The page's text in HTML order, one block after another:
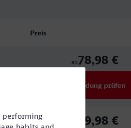
Preis
ab78,98 €
Verbindung prüfen
69,98 €